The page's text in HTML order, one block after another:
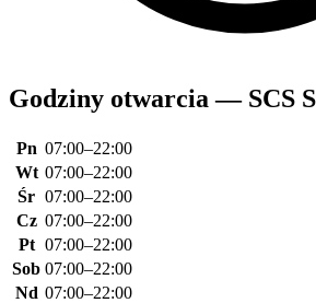
Godziny otwarcia — SCS
Pn 07:00–22:00
Wt 07:00–22:00
Śr 07:00–22:00
Cz 07:00–22:00
Pt 07:00–22:00
Sob 07:00–22:00
Nd 07:00–22:00